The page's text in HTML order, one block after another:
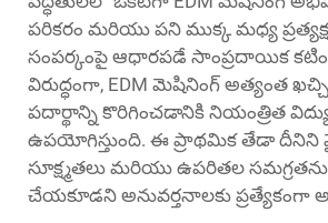
పరికరం మరియు పని ముక్క మధ్య
సంపర్కంపై ఆధారపడే సాంప్రదాయిక కటింగ్
విరుద్ధంగా, EDM మెషినింగ్ అత్యంత
పదార్థాన్ని కొరిగించడానికి నియంత్రిత
ఉపయోగిస్తుంది. ఈ ప్రాథమిక తేడా దీనిని
సూక్ష్మతలు మరియు ఉపరితల
చేయకూడని అనువర్తనాలకు ప్రత్యేకంగా